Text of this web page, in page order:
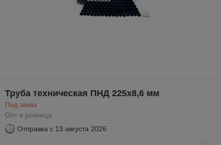
Труба техническая ПНД 225х8,6 мм
Под заказ
Опт и розница
Отправка с 13 августа 2026